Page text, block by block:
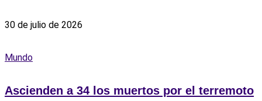
30 de julio de 2026
Mundo
Ascienden a 34 los muertos por el terremoto